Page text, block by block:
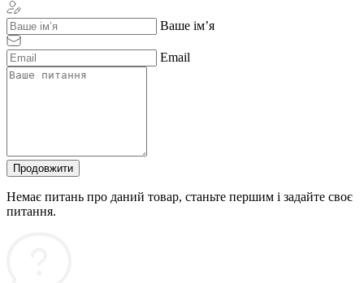
Ваше ім’я
Email
Продовжити
Немає питань про даний товар, станьте першим і задайте своє
питання.